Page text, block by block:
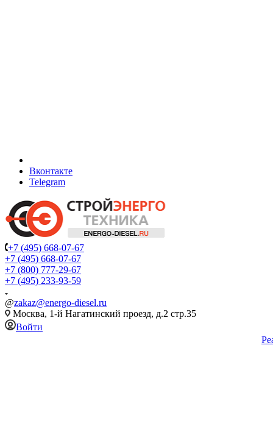
Вконтакте
Telegram
+7 (495) 668-07-67
+7 (495) 668-07-67
+7 (800) 777-29-67
+7 (495) 233-93-59
@zakaz@energo-diesel.ru
Москва, 1-й Нагатинский проезд, д.2 стр.35
Войти